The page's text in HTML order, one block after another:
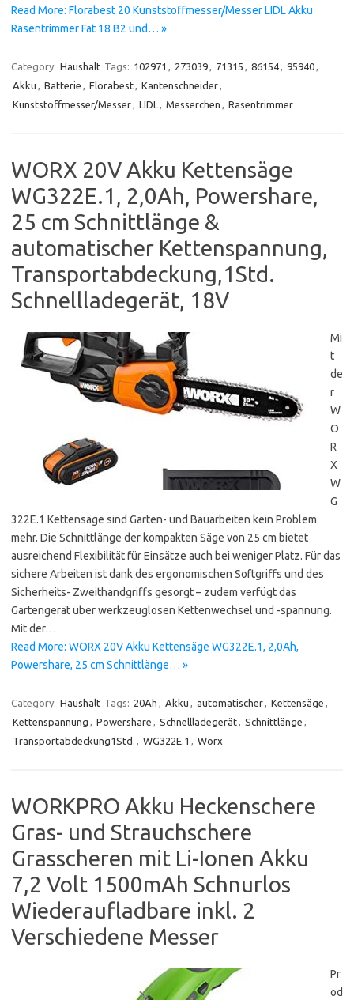
Read More: Florabest 20 Kunststoffmesser/Messer LIDL Akku
Rasentrimmer Fat 18 B2 und… »
Category: Haushalt Tags: 102971 , 273039, 71315 , 86154, 95940,
Akku , Batterie , Florabest, Kantenschneider,
Kunststoffmesser/Messer, LIDL , Messerchen , Rasentrimmer
WORX 20V Akku Kettensäge
WG322E.1, 2,0Ah, Powershare,
25 cm Schnittlänge &
automatischer Kettenspannung,
Transportabdeckung,1Std.
Schnellladegerät, 18V
Mi
t
de
r
W
O
R
X
W
G
322E.1 Kettensäge sind Garten- und Bauarbeiten kein Problem
mehr. Die Schnittlänge der kompakten Säge von 25 cm bietet
ausreichend Flexibilität für Einsätze auch bei weniger Platz. Für das
sichere Arbeiten ist dank des ergonomischen Softgriffs und des
Sicherheits- Zweithandgriffs gesorgt – zudem verfügt das
Gartengerät über werkzeuglosen Kettenwechsel und -spannung.
Mit der…
Read More: WORX 20V Akku Kettensäge WG322E.1, 2,0Ah,
Powershare, 25 cm Schnittlänge… »
Category: Haushalt Tags: 20Ah , Akku , automatischer, Kettensäge ,
Kettenspannung , Powershare , Schnellladegerät, Schnittlänge ,
Transportabdeckung1Std. , WG322E.1 , Worx
WORKPRO Akku Heckenschere
Gras- und Strauchschere
Grasscheren mit Li-Ionen Akku
7,2 Volt 1500mAh Schnurlos
Wiederaufladbare inkl. 2
Verschiedene Messer
Pr
od